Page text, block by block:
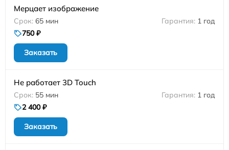
Мерцает изображение
65 мин
1 год
750 ₽
Заказать
Не работает 3D Touch
55 мин
1 год
2 400 ₽
Заказать